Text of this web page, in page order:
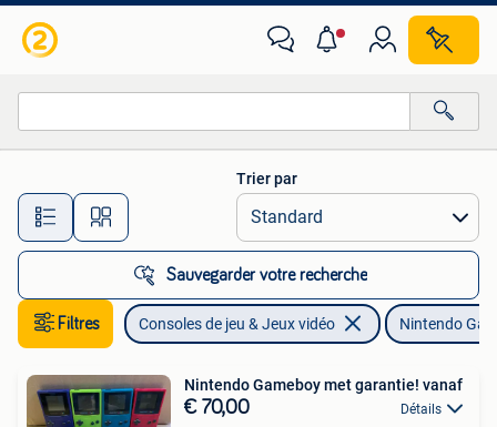
Toutes les distances…
Trier par
Sauvegarder votre recherche
Filtres Consoles de jeu & Jeux vidéo Nintendo
Nintendo Gameboy met garantie! vanaf
€ 70,00 Détails